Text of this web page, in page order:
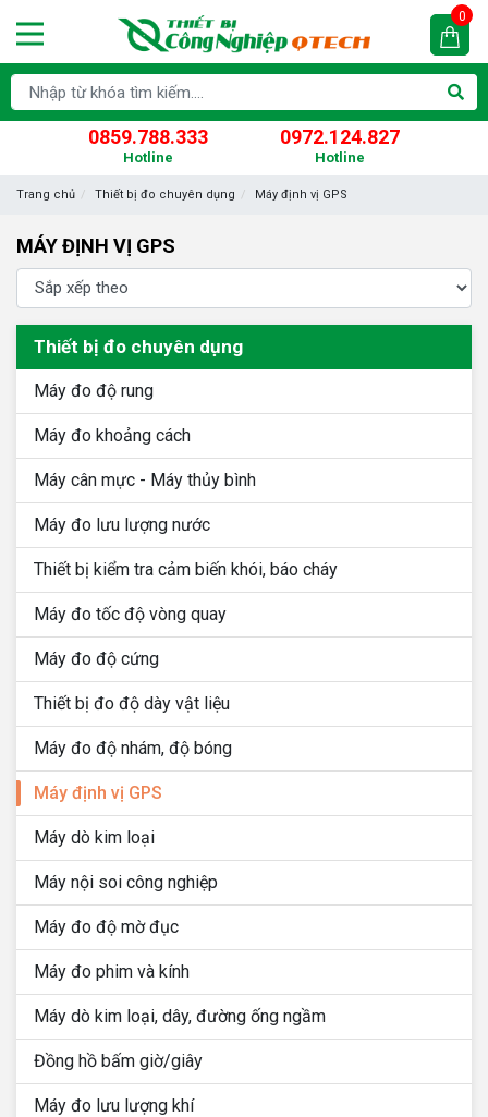
0859.788.333
Hotline
0972.124.827
Hotline
0
Trang chủ Thiết bị đo chuyên dụng Máy định vị GPS
MÁY ĐỊNH VỊ GPS
Thiết bị đo chuyên dụng
Máy đo độ rung
Máy đo khoảng cách
Máy cân mực - Máy thủy bình
Máy đo lưu lượng nước
Thiết bị kiểm tra cảm biến khói, báo cháy
Máy đo tốc độ vòng quay
Máy đo độ cứng
Thiết bị đo độ dày vật liệu
Máy đo độ nhám, độ bóng
Máy định vị GPS
Máy dò kim loại
Máy nội soi công nghiệp
Máy đo độ mờ đục
Máy đo phim và kính
Máy dò kim loại, dây, đường ống ngầm
Đồng hồ bấm giờ/giây
Máy đo lưu lượng khí